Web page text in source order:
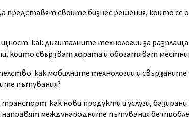
представят своите бизнес решения, които се
как дигиталните технологии за
които свързват хората и обогатяват
как мобилните технологии и
пътувания?
как нови продукти и услуги,
международните пътувания